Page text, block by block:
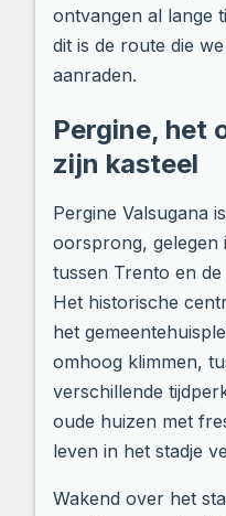
ontvangen al lange
dit is de route die
aanraden.
Pergine, het
zijn kasteel
Pergine Valsugana
oorsprong, gelegen
tussen Trento en
Het historische
het
omhoog klimmen,
verschillende
oude huizen met
leven in het stadje
Wakend over het